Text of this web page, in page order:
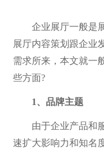
企业展厅一般是展
展厅内容策划跟企业
需求所来，本文就一
些方面?
1、品牌主题
由于企业产品和服
速扩大影响力和知名